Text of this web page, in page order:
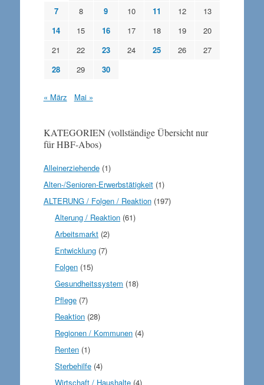
7
8 9 10 11 12
13
14
15 16 17 18 19
20
21
22 23 24 25 26
27
28
29 30
« März Mai »
KATEGORIEN (vollständige Übersicht nur
für HBF-Abos)
Alleinerziehende(1)
Alten-/Senioren-Erwerbstätigkeit(1)
ALTERUNG / Folgen / Reaktion(197)
Alterung / Reaktion (61)
Arbeitsmarkt (2)
Entwicklung (7)
Folgen (15)
Gesundheitssystem (18)
Pflege (7)
Reaktion (28)
Regionen / Kommunen (4)
Renten (1)
Sterbehilfe (4)
Wirtschaft / Haushalte (4)